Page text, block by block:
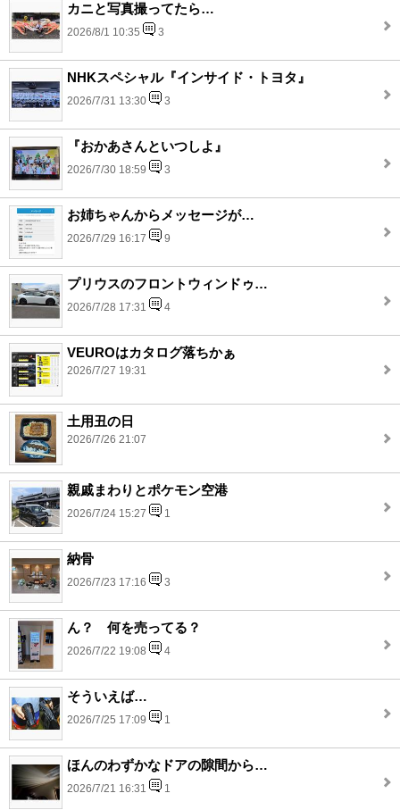
カニと写真撮ってたら…
2026/8/1 10:35 3
NHKスペシャル『インサイド・トヨタ』
2026/7/31 13:30 3
『おかあさんといつしよ』
2026/7/30 18:59 3
お姉ちゃんからメッセージが…
2026/7/29 16:17 9
プリウスのフロントウィンドゥ…
2026/7/28 17:31 4
VEUROはカタログ落ちかぁ
2026/7/27 19:31
土用丑の日
2026/7/26 21:07
親戚まわりとポケモン空港
2026/7/24 15:27 1
納骨
2026/7/23 17:16 3
ん？ 何を売ってる？
2026/7/22 19:08 4
そういえば…
2026/7/25 17:09 1
ほんのわずかなドアの隙間から…
2026/7/21 16:31 1